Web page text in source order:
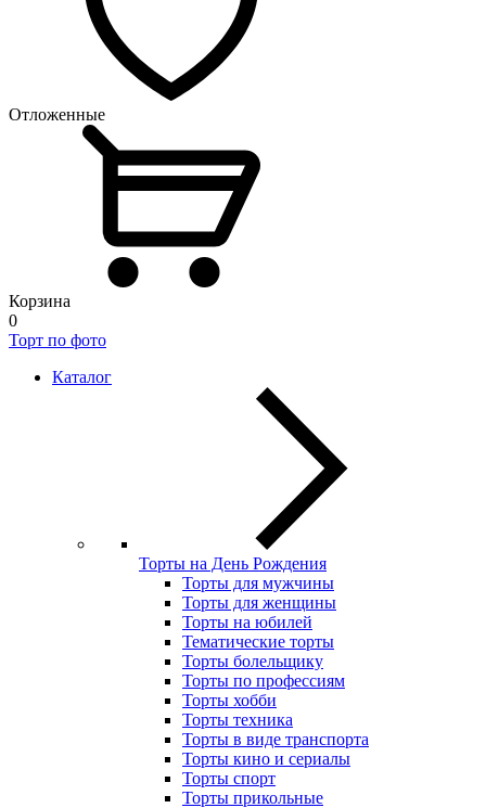
Отложенные
Корзина
0
Торт по фото
Каталог
Торты на День Рождения
Торты для мужчины
Торты для женщины
Торты на юбилей
Тематические торты
Торты болельщику
Торты по профессиям
Торты хобби
Торты техника
Торты в виде транспорта
Торты кино и сериалы
Торты спорт
Торты прикольные